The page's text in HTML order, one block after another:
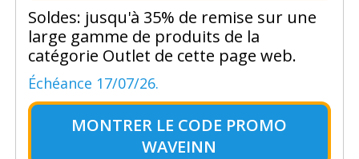
Soldes: jusqu'à 35% de remise sur une
large gamme de produits de la
catégorie Outlet de cette page web.
Échéance 17/07/26.
MONTRER LE CODE PROMO
WAVEINN